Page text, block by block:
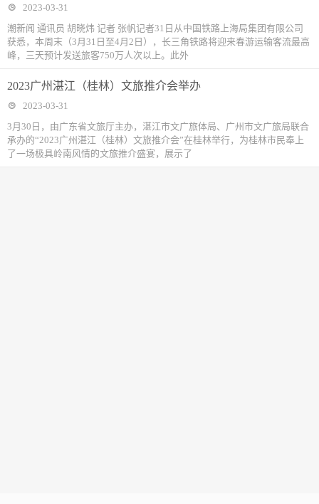
2023-03-31
潮新闻 通讯员 胡晓炜 记者 张帆记者31日从中国铁路上海局集团有限公司
获悉，本周末（3月31日至4月2日），长三角铁路将迎来春游运输客流最高
峰，三天预计发送旅客750万人次以上。此外
2023广州湛江（桂林）文旅推介会举办
2023-03-31
3月30日，由广东省文旅厅主办，湛江市文广旅体局、广州市文广旅局联合
承办的“2023广州湛江（桂林）文旅推介会”在桂林举行，为桂林市民奉上
了一场极具岭南风情的文旅推介盛宴，展示了